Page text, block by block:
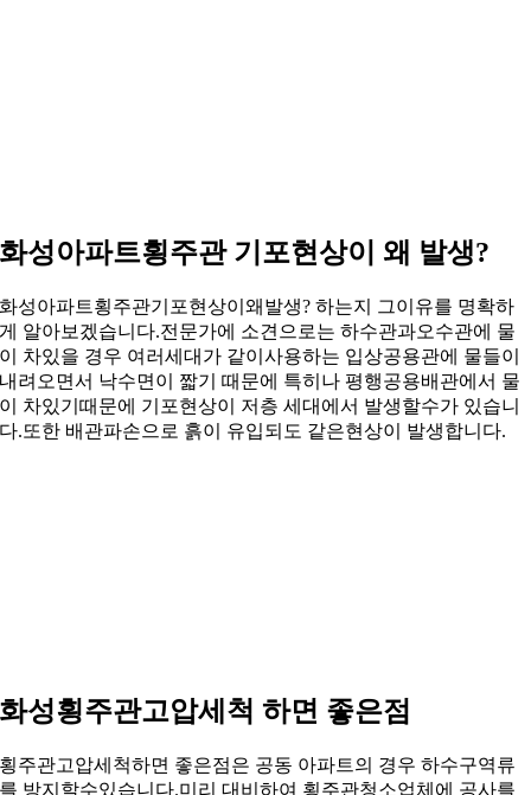
화성아파트횡주관 기포현상이 왜 발생?
화성아파트횡주관기포현상이왜발생? 하는지 그이유를 명확하
게 알아보겠습니다.전문가에 소견으로는 하수관과오수관에 물
이 차있을 경우 여러세대가 같이사용하는 입상공용관에 물들이
내려오면서 낙수면이 짧기 때문에 특히나 평행공용배관에서 물
이 차있기때문에 기포현상이 저층 세대에서 발생할수가 있습니
다.또한 배관파손으로 흙이 유입되도 같은현상이 발생합니다.
화성횡주관고압세척 하면 좋은점
횡주관고압세척하면 좋은점은 공동 아파트의 경우 하수구역류
를 방지할수있습니다.미리 대비하여 횡주관청소업체에 공사를